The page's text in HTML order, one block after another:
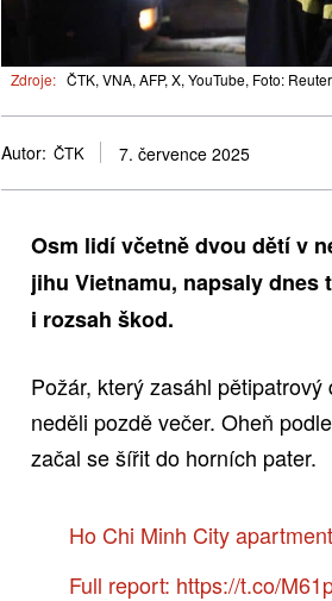
Zdroje: ČTK, VNA, AFP, X, YouTube, Foto:
Autor: ČTK 7. července 2025
Osm lidí včetně dvou dětí v
jihu Vietnamu, napsaly
i rozsah škod.
Požár, který zasáhl
neděli pozdě večer. Oheň
začal se šířit do horních pater.
Ho Chi Minh City
Full report: https://t.co/